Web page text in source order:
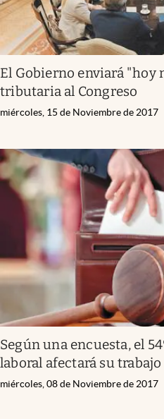
El Gobierno enviará "hoy
tributaria al Congreso
miércoles, 15 de Noviembre de 2017
Según una encuesta, el
laboral afectará su trabajo
miércoles, 08 de Noviembre de 2017